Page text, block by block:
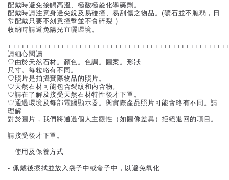
配戴時避免接觸高溫、極酸極鹼化學藥劑。
配戴時請注意身邊尖銳及易碰撞、易刮傷之物品。(礦石並不脆弱，日
常配戴只要不刻意撞擊並不會碎裂 )
收納時請避免陽光直曬環境。
請細心閱讀
♡由於天然石材。顏色。色調。圖案。形狀
尺寸。每粒略有不同。
♡照片是拍攝實際物品的照片。
♡天然石材可能包含裂紋和內含物。
♡請在了解及接受天然石材特性後才下單。
♡通過環境及每部電腦顯示器。與實際產品照片可能會略有不同。請
理解
對於圖片，我們將通過個人主觀性（如圖像差異）拒絕退回的項目。
請接受後才下單。
｜使用及保養方式｜
- 佩戴後擦拭並放入袋子中或盒子中，以避免氧化